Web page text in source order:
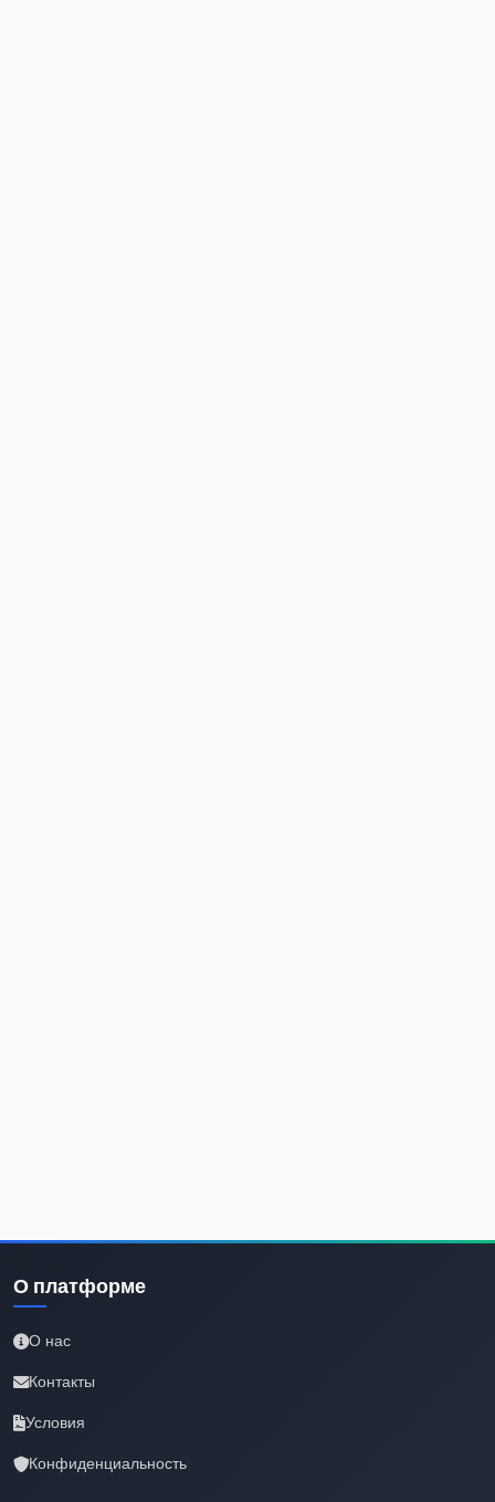
О платформе
О нас
Контакты
Условия
Конфиденциальность